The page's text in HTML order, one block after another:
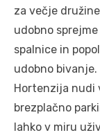
za večje
udobno
spalnice in
udobno
Hortenzija nudi
brezplačno
lahko v miru